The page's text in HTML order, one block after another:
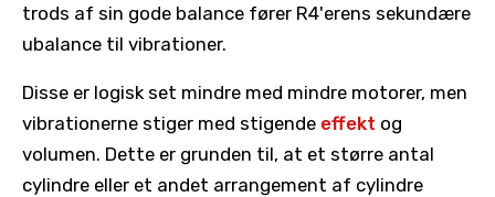
trods af sin gode balance fører R4'erens sekundære
ubalance til vibrationer.
Disse er logisk set mindre med mindre motorer, men
vibrationerne stiger med stigende effekt og
volumen. Dette er grunden til, at et større antal
cylindre eller et andet arrangement af cylindre